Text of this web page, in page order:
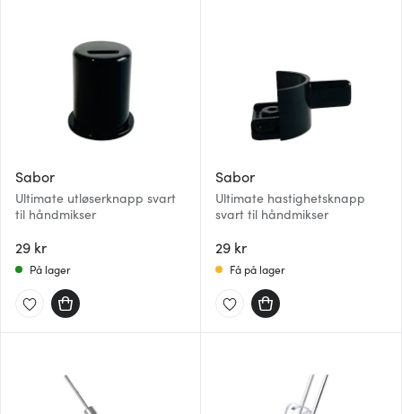
Sabor
Ultimate utløserknapp svart
til håndmikser
29 kr
På lager
Sabor
Ultimate hastighetsknapp
svart til håndmikser
29 kr
Få på lager